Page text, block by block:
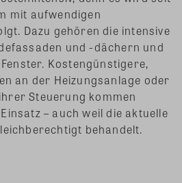
mit aufwendigen
Dazu gehören die intensive
und -dächern und
Kostengünstigere,
an der Heizungsanlage oder
Steuerung kommen
– auch weil die aktuelle
behandelt.